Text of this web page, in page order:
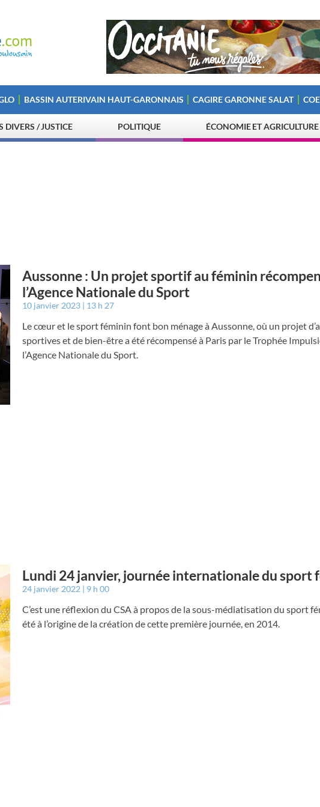
BASSIN AUTERIVAIN HAUT-GARONNAIS CAGIRE GARONNE SALAT
DIVERS / JUSTICE POLITIQUE ÉCONOMIE ET AGRICULTURE
Aussonne : Un projet sportif au féminin
l’Agence Nationale du Sport
10 janvier 2023 13 h 27
Le cœur et le sport féminin font bon ménage à Aussonne, où un projet
sportives et de bien-être a été récompensé à Paris par le Trophée
l’Agence Nationale du Sport.
Lundi 24 janvier, journée internationale du sport
24 janvier 2022 9 h 00
C’est une réflexion du CSA à propos de la sous-médiatisation du sport
été à l’origine de la création de cette première journée, en 2014.